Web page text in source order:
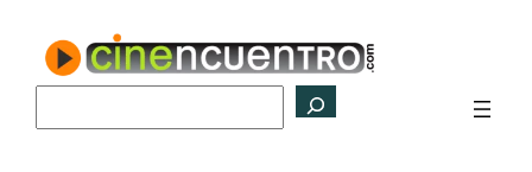
contenido